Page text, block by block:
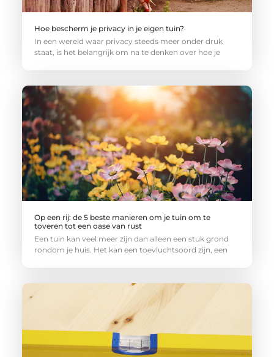
Hoe bescherm je privacy in je eigen tuin?
In een wereld waar privacy steeds meer onder druk
staat, is het belangrijk om na te denken over hoe je
Op een rij: de 5 beste manieren om je tuin om te
toveren tot een oase van rust
Een tuin kan veel meer zijn dan alleen een stuk grond
rondom je huis. Het kan een toevluchtsoord zijn, een